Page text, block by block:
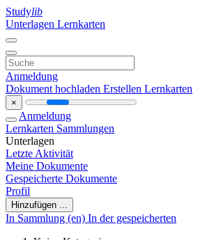
Studylib
Unterlagen Lernkarten
Anmeldung
Dokument hochladen Erstellen Lernkarten
×
Anmeldung
Lernkarten Sammlungen
Unterlagen
Letzte Aktivität
Meine Dokumente
Gespeicherte Dokumente
Profil
Hinzufügen ...
In Sammlung (en) In der gespeicherten